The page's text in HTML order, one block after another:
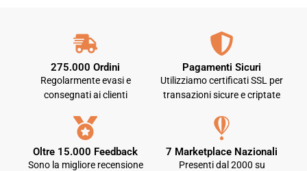
275.000 Ordini
Regolarmente evasi e
consegnati ai clienti
Pagamenti Sicuri
Utilizziamo certificati SSL per
transazioni sicure e criptate
Oltre 15.000 Feedback
Sono la migliore recensione
7 Marketplace Nazionali
Presenti dal 2000 su